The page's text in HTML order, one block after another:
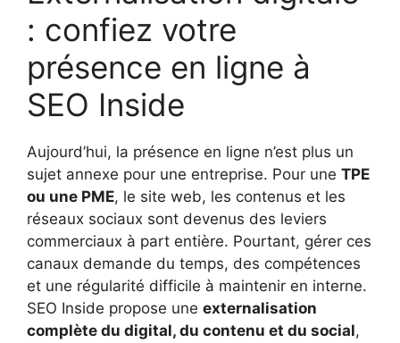
: confiez votre
présence en ligne à
SEO Inside
Aujourd’hui, la présence en ligne n’est plus un
sujet annexe pour une entreprise. Pour une TPE
ou une PME, le site web, les contenus et les
réseaux sociaux sont devenus des leviers
commerciaux à part entière. Pourtant, gérer ces
canaux demande du temps, des compétences
et une régularité difficile à maintenir en interne.
SEO Inside propose une externalisation
complète du digital, du contenu et du social,